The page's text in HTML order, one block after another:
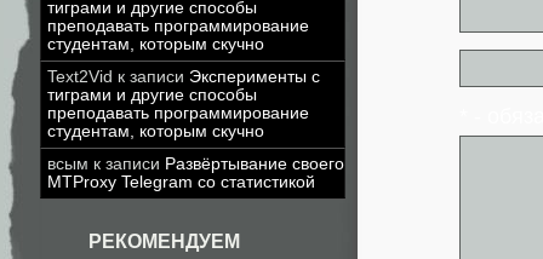
тиграми и другие способы
преподавать программирование
студентам, которым скучно
Text2Vid к записи Эксперименты с
тиграми и другие способы
преподавать программирование
студентам, которым скучно
всым к записи Развёртывание своего
MTProxy Telegram со статистикой
РЕКОМЕНДУЕМ